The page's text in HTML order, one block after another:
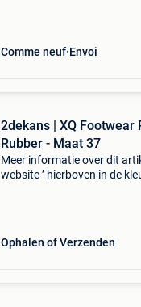
Comme neuf Envoi
2dekans | XQ Footwear
Rubber - Maat 37
Meer informatie over dit
website ’ hierboven in de
Ophalen of Verzenden